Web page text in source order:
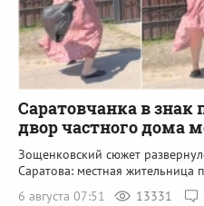
Саратовчанка в знак
двор частного дома
Зощенковский сюжет
Саратова: местная жительница
6 августа 07:51
13331